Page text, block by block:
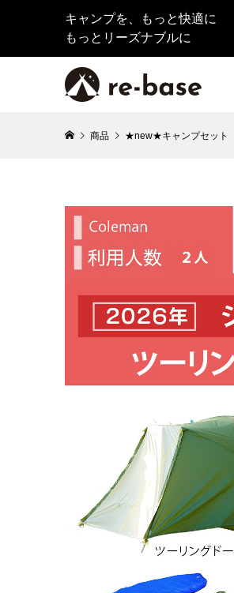
キャンプを、もっと快適に
もっとリーズナブルに
商品 ★new★キャンプセット